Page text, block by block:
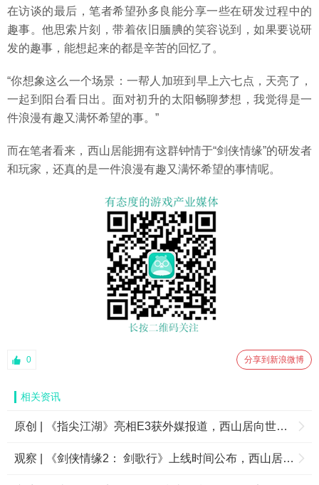
在访谈的最后，笔者希望孙多良能分享一些在研发过程中的
趣事。他思索片刻，带着依旧腼腆的笑容说到，如果要说研
发的趣事，能想起来的都是辛苦的回忆了。
“你想象这么一个场景：一帮人加班到早上六七点，天亮了，
一起到阳台看日出。面对初升的太阳畅聊梦想，我觉得是一
件浪漫有趣又满怀希望的事。”
而在笔者看来，西山居能拥有这群钟情于“剑侠情缘”的研发者
和玩家，还真的是一件浪漫有趣又满怀希望的事情呢。
0 分享到新浪微博
相关资讯
原创 | 《指尖江湖》亮相E3获外媒报道，西山居向世界展示了何为中国武侠文化
观察 | 《剑侠情缘2： 剑歌行》上线时间公布，西山居腾讯游戏合力打造MMO品类革新者